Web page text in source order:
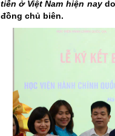
tiễn ở Việt Nam hiện naydo
đồng chủ biên.